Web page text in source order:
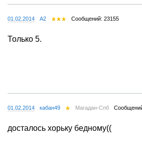
01.02.2014 A2 Сообщений: 23155
Только 5.
01.02.2014 кабан49 Магадан-Спб
досталось хорьку бедному((